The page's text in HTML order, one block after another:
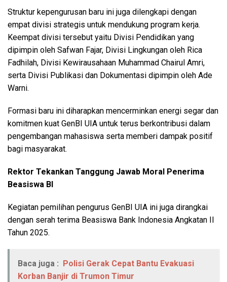
Struktur kepengurusan baru ini juga dilengkapi dengan
empat divisi strategis untuk mendukung program kerja.
Keempat divisi tersebut yaitu Divisi Pendidikan yang
dipimpin oleh Safwan Fajar, Divisi Lingkungan oleh Rica
Fadhilah, Divisi Kewirausahaan Muhammad Chairul Amri,
serta Divisi Publikasi dan Dokumentasi dipimpin oleh Ade
Warni.
Formasi baru ini diharapkan mencerminkan energi segar dan
komitmen kuat GenBI UIA untuk terus berkontribusi dalam
pengembangan mahasiswa serta memberi dampak positif
bagi masyarakat.
Rektor Tekankan Tanggung Jawab Moral Penerima
Beasiswa BI
Kegiatan pemilihan pengurus GenBI UIA ini juga dirangkai
dengan serah terima Beasiswa Bank Indonesia Angkatan II
Tahun 2025.
Baca juga :
Polisi Gerak Cepat Bantu Evakuasi
Korban Banjir di Trumon Timur